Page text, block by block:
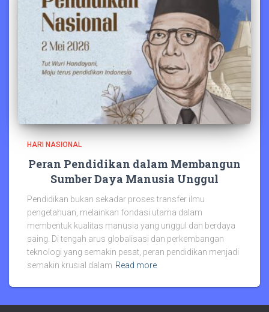
HARI NASIONAL
Peran Pendidikan dalam Membangun
Sumber Daya Manusia Unggul
Pendidikan bukan sekadar proses transfer ilmu
pengetahuan, melainkan fondasi utama dalam
membentuk kualitas manusia yang unggul dan berdaya
saing. Di tengah arus globalisasi dan perkembangan
teknologi yang semakin pesat, peran pendidikan menjadi
semakin krusial dalam Read more